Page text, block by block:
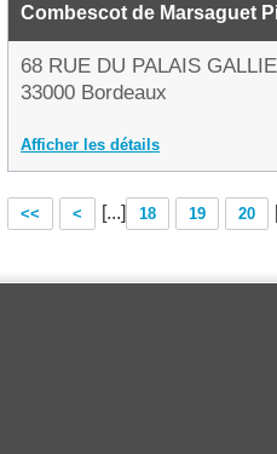
Combescot de Marsaguet
68 RUE DU PALAIS
33000 Bordeaux
Afficher les détails
<< < [...] 18 19 20